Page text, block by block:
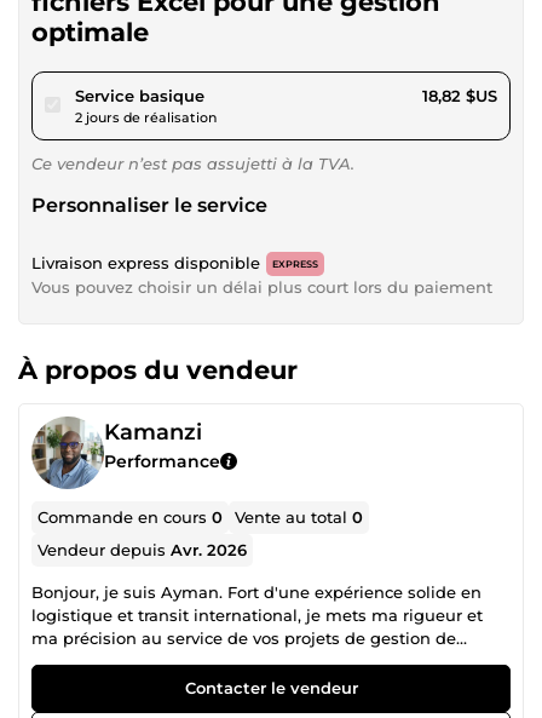
optimale
Service basiquepour 17,34 $US
2 jours de réalisation
18,82 $US
Ce vendeur n’est pas assujetti à la TVA.
Personnaliser le service
Livraison express disponible EXPRESS
Vous pouvez choisir un délai plus court lors du paiement
À propos du vendeur
Kamanzi
Performance
Commande en cours0 Vente au total0
Vendeur depuisAvr. 2026
Bonjour, je suis Ayman. Fort d'une expérience solide en
logistique et transit international, je mets ma rigueur et
ma précision au service de vos projets de gestion de
données. Pourquoi me confier vos missions ? Maîtrise
d'Excel : Je structure et nettoie vos données pour les
rendre exploitables immédiatement. Confidentialité &amp;
Contacter le vendeur